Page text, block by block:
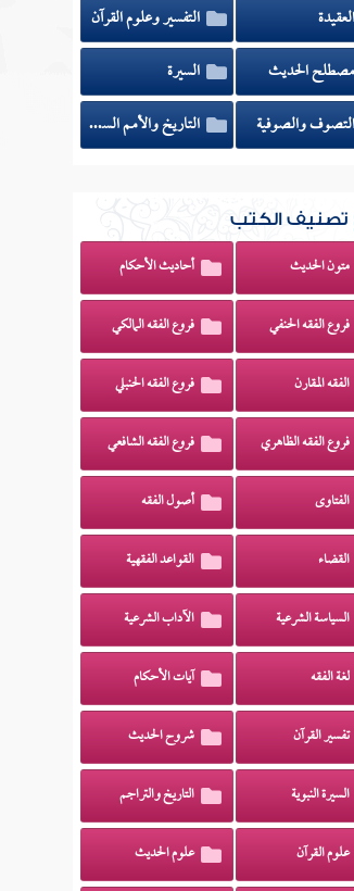
العقيدة
التفسير وعلوم القرآن
مصطلح الحديث
السيرة
التصوف والصوفية
التاريخ والأمم السابقة
تصنيف الكتب
متون الحديث أحاديث الأحكام
فروع الفقه الحنفي فروع الفقه المالكي
الفقه المقارن فروع الفقه الحنبلي
فروع الفقه الظاهري فروع الفقه الشافعي
الفتاوى أصول الفقه
القضاء القواعد الفقهية
السياسة الشرعية الآداب الشرعية
لغة الفقه آيات الأحكام
تفسير القرآن شروح الحديث
السيرة النبوية التاريخ والتراجم
علوم القرآن علوم الحديث